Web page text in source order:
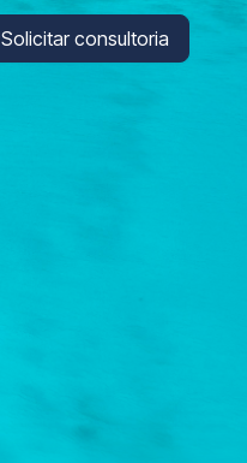
Solicitar consultoria